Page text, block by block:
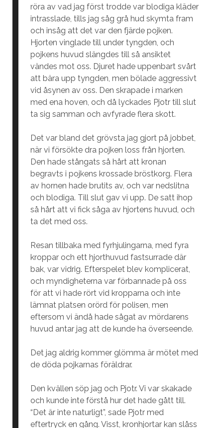
röra av vad jag först trodde var blodiga kläder
intrasslade, tills jag såg grå hud skymta fram
och insåg att det var den fjärde pojken.
Hjorten vinglade till under tyngden, och
pojkens huvud slängdes till så ansiktet
vändes mot oss. Djuret hade uppenbart svårt
att bära upp tyngden, men bölade aggressivt
vid åsynen av oss. Den skrapade i marken
med ena hoven, och då lyckades Pjotr till slut
ta sig samman och avfyrade flera skott.
Det var bland det grövsta jag gjort på jobbet,
när vi försökte dra pojken loss från hjorten.
Den hade stångats så hårt att kronan
begravts i pojkens krossade bröstkorg. Flera
av hornen hade brutits av, och var nedslitna
och blodiga. Till slut gav vi upp. De satt ihop
så hårt att vi fick såga av hjortens huvud, och
ta det med oss.
Resan tillbaka med fyrhjulingarna, med fyra
kroppar och ett hjorthuvud fastsurrade där
bak, var vidrig. Efterspelet blev komplicerat,
och myndigheterna var förbannade på oss
för att vi hade rört vid kropparna och inte
lämnat platsen orörd för polisen, men
eftersom vi ändå hade sågat av mördarens
huvud antar jag att de kunde ha överseende.
Det jag aldrig kommer glömma är mötet med
de döda pojkarnas föräldrar.
Den kvällen söp jag och Pjotr. Vi var skakade
och kunde inte förstå hur det hade gått till.
“Det är inte naturligt”, sade Pjotr med
eftertryck en gång. Visst, kronhjortar kan slåss